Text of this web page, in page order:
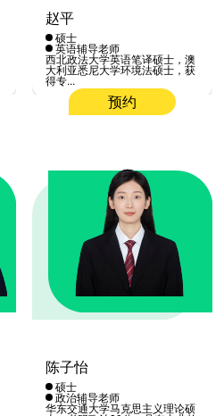
赵平
硕士
英语辅导老师
西北政法大学英语笔译硕士，澳
大利亚悉尼大学环境法硕士，获
得专...
预约
陈子怡
硕士
政治辅导老师
华东交通大学马克思主义理论硕